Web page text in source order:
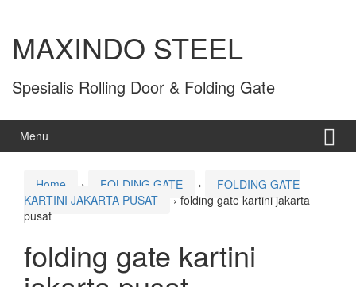
MAXINDO STEEL
Spesialis Rolling Door & Folding Gate
Menu
Home › FOLDING GATE ›
FOLDING GATE
KARTINI JAKARTA PUSAT
› folding gate kartini jakarta
pusat
folding gate kartini